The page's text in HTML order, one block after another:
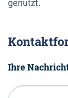
genutzt.
Ihre